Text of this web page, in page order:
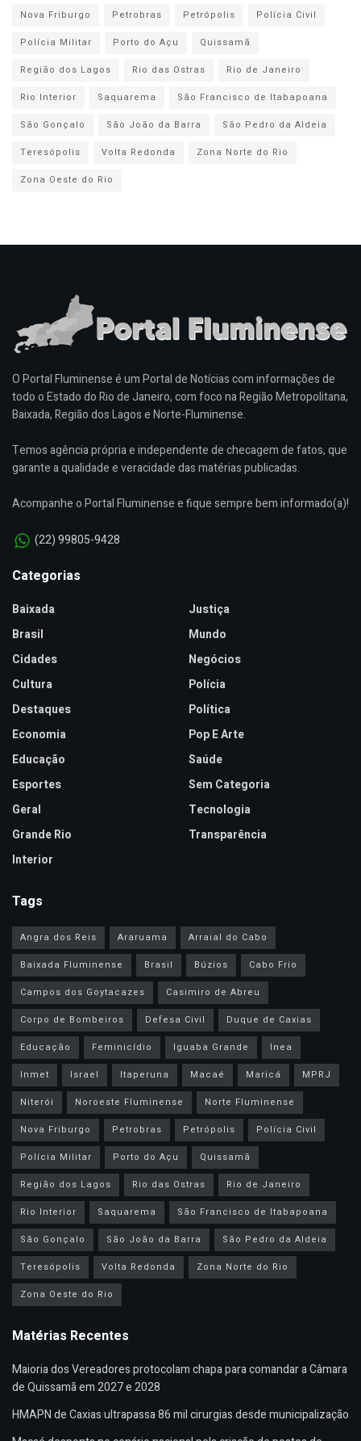
Nova Friburgo
Petrobras Petrópolis
Polícia Civil
Polícia Militar
Porto do Açu
Quissamã
Região dos Lagos
Rio das Ostras
Rio de Janeiro
Rio Interior
Saquarema
São Francisco de Itabapoana
São Gonçalo
São João da Barra
São Pedro da Aldeia
Teresópolis
Volta Redonda
Zona Norte do Rio
Zona Oeste do Rio
O Portal Fluminense é um Portal de Notícias com informações de
todo o Estado do Rio de Janeiro, com foco na Região Metropolitana,
Baixada, Região dos Lagos e Norte-Fluminense.
Temos agência própria e independente de checagem de fatos, que
garante a qualidade e veracidade das matérias publicadas.
Acompanhe o Portal Fluminense e fique sempre bem informado(a)!
(22) 99805-9428
Categorias
Baixada
Brasil
Cidades
Cultura
Destaques
Economia
Educação
Esportes
Geral
Grande Rio
Interior
Justiça
Mundo
Negócios
Polícia
Política
Pop E Arte
Saúde
Sem Categoria
Tecnologia
Transparência
Tags
Angra dos Reis Araruama
Arraial do Cabo
Baixada Fluminense
Brasil Búzios
Cabo Frio
Campos dos Goytacazes
Casimiro de Abreu
Corpo de Bombeiros
Defesa Civil
Duque de Caxias
Educação
Feminicídio Iguaba Grande
Inea
Inmet
Israel Itaperuna Macaé Maricá
MPRJ
Niterói
Noroeste Fluminense
Norte Fluminense
Nova Friburgo
Petrobras Petrópolis
Polícia Civil
Polícia Militar
Porto do Açu
Quissamã
Região dos Lagos
Rio das Ostras
Rio de Janeiro
Rio Interior
Saquarema
São Francisco de Itabapoana
São Gonçalo
São João da Barra
São Pedro da Aldeia
Teresópolis
Volta Redonda
Zona Norte do Rio
Zona Oeste do Rio
Matérias Recentes
Maioria dos Vereadores protocolam chapa para comandar a Câmara
de Quissamã em 2027 e 2028
HMAPN de Caxias ultrapassa 86 mil cirurgias desde municipalização